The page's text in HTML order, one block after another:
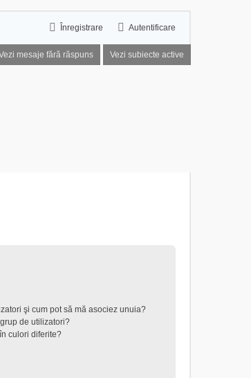
Autentificare
Înregistrare
mesaje fără răspuns Vezi subiecte active
şi cum pot să mă asociez unuia?
de utilizatori?
culori diferite?